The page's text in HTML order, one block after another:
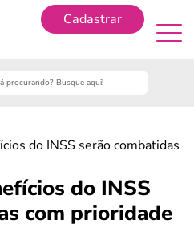
Cadastrar
do INSS serão combatidas
do INSS
com prioridade